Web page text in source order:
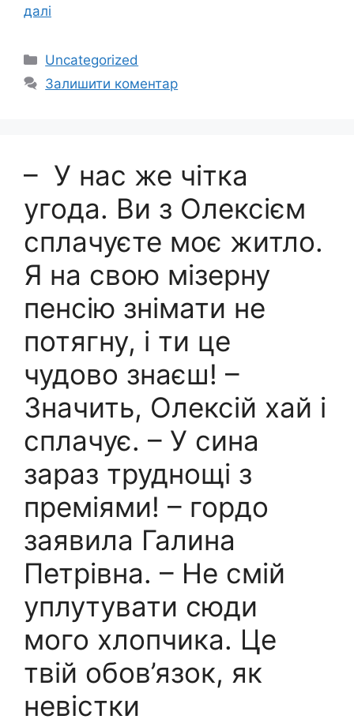
далі
Категорії
Uncategorized
Залишити коментар
– У нас же чітка
угода. Ви з Олексієм
сплачуєте моє житло.
Я на свою мізерну
пенсію знімати не
потягну, і ти це
чудово знаєш! –
Значить, Олексій хай і
сплачує. – У сина
зараз труднощі з
преміями! – гордо
заявила Галина
Петрівна. – Не смій
уплутувати сюди
мого хлопчика. Це
твій обов’язок, як
невістки